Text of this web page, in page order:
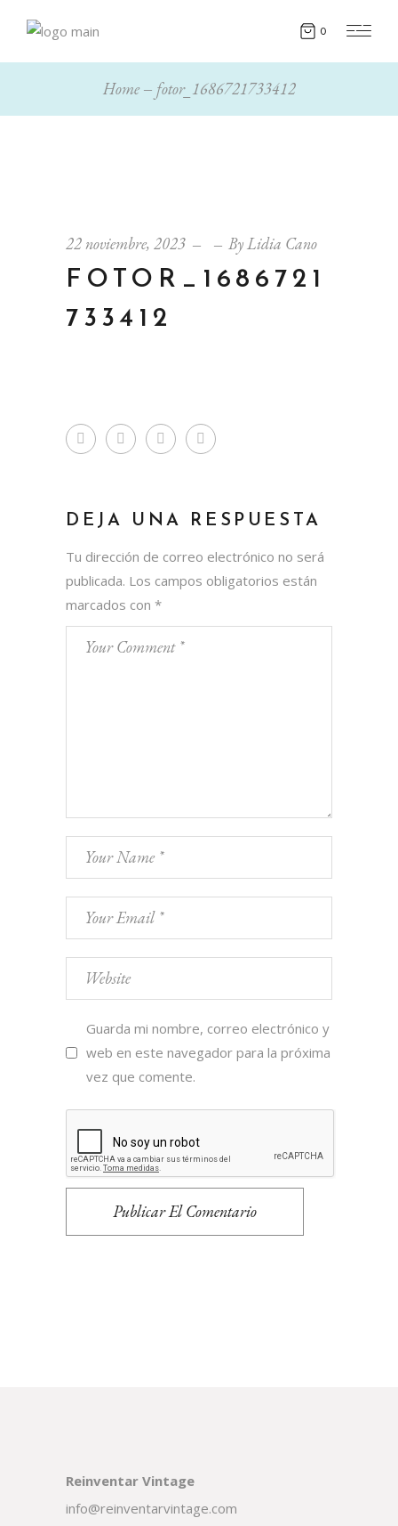
0
Home fotor_1686721733412
22 noviembre, 2023 ByLidia Cano
FOTOR_1686721
733412
DEJA UNA RESPUESTA
Tu dirección de correo electrónico no será
publicada. Los campos obligatorios están
marcados con *
Guarda mi nombre, correo electrónico y
web en este navegador para la próxima
vez que comente.
Publicar El Comentario
Reinventar Vintage
info@reinventarvintage.com